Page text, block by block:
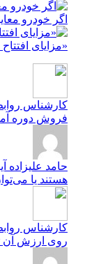
اگر خودرو
«مزایای
کارشناس
فروش دوره
حامد علیزاده
هستند یا
کارشناس
روی ارزش آن